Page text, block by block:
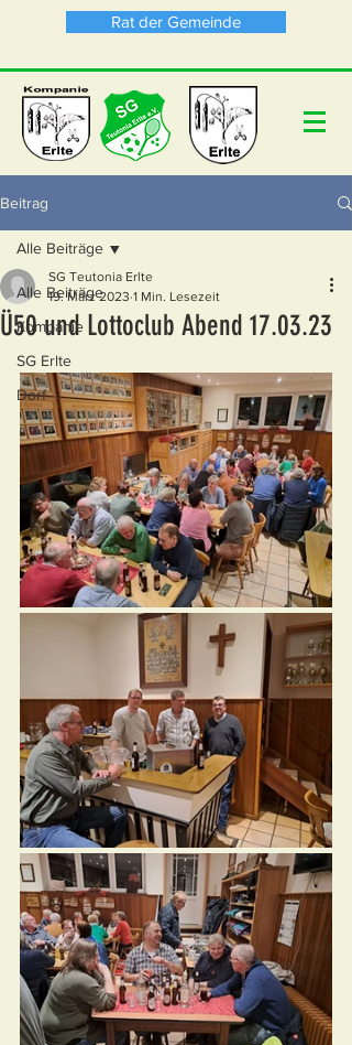
Rat der Gemeinde
Beitrag
Alle Beiträge
Kompanie
SG Erlte
Dorf
Alle Beiträge
Ü50 und Lottoclub Abend 17.03.23
SG Teutonia Erlte
19. März 2023 1 Min. Lesezeit